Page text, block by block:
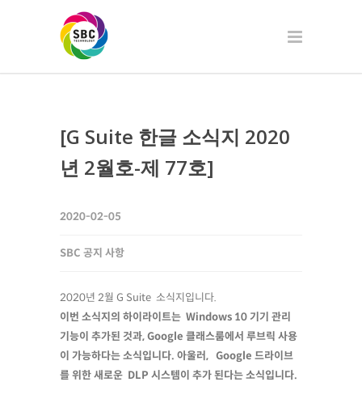
[G Suite 한글 소식지 2020
년 2월호-제 77호]
2020-02-05
SBC 공지 사항
2020년 2월 G Suite 소식지입니다.
이번 소식지의 하이라이트는 Windows 10 기기 관리
기능이 추가된 것과, Google 클래스룸에서 루브릭 사용
이 가능하다는 소식입니다. 아울러, Google 드라이브
를 위한 새로운 DLP 시스템이 추가 된다는 소식입니다.